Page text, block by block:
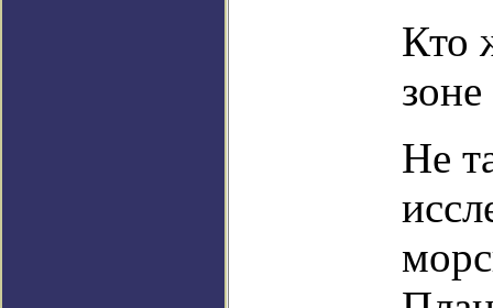
Кто
зоне
Не